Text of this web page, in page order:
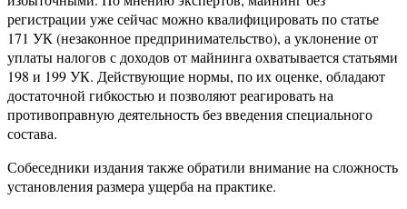
регистрации уже сейчас можно квалифицировать по статье
171 УК (незаконное предпринимательство), а уклонение от
уплаты налогов с доходов от майнинга охватывается статьями
198 и 199 УК. Действующие нормы, по их оценке, обладают
достаточной гибкостью и позволяют реагировать на
противоправную деятельность без введения специального
состава.
Собеседники издания также обратили внимание на сложность
установления размера ущерба на практике.